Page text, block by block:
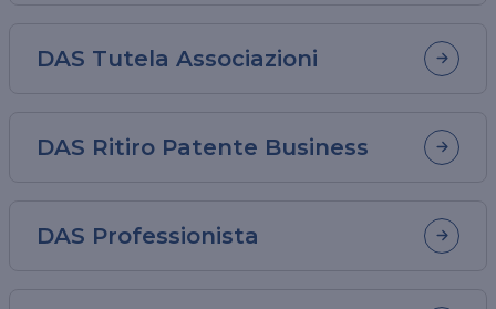
DAS Tutela Associazioni
DAS Ritiro Patente Business
DAS Professionista